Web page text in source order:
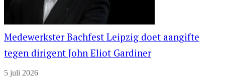
Medewerkster Bachfest Leipzig doet aangifte
tegen dirigent John Eliot Gardiner
5 juli 2026